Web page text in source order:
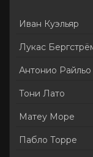
Иван Куэльяр
Лукас
Антонио Райльо
Тони Лато
Матеу Море
Пабло Торре